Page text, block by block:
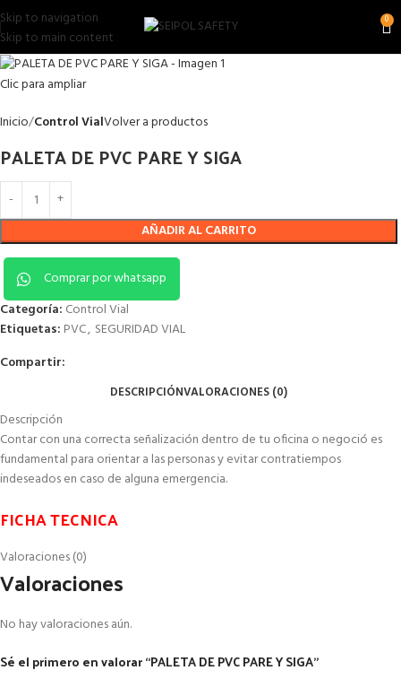
Skip to navigation
Skip to main content
0
Clic para ampliar
Inicio Control VialVolver a productos
PALETA DE PVC PARE Y SIGA
AÑADIR AL CARRITO
Comprar por whatsapp
Categoría: Control Vial
Etiquetas: PVC, SEGURIDAD VIAL
Compartir:
DESCRIPCIÓNVALORACIONES (0)
Descripción
Contar con una correcta señalización dentro de tu oficina o negoció es
fundamental para orientar a las personas y evitar contratiempos
indeseados en caso de alguna emergencia.
FICHA TECNICA
Valoraciones (0)
Valoraciones
No hay valoraciones aún.
Sé el primero en valorar “PALETA DE PVC PARE Y SIGA”